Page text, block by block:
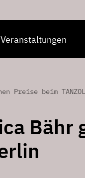
Veranstaltungen
Preise beim
Bähr